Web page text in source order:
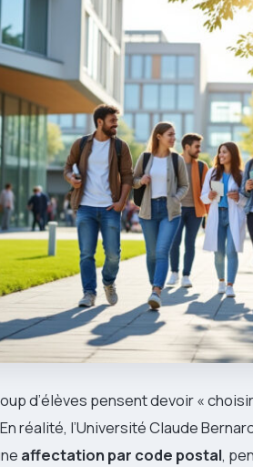
d’élèves pensent devoir «
réalité, l’Université Claude
affectation par code postal,